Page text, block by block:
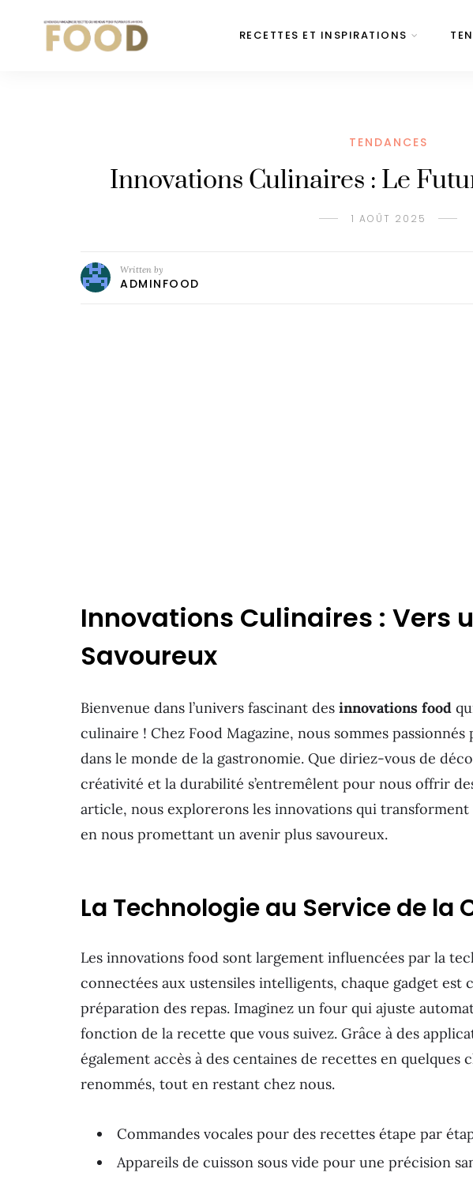
RECETTES ET INSPIRATIONS
TENDANCES
Innovations Culinaires : Le
1 AOÛT 2025
Written by
ADMINFOOD
Innovations Culinaires : Vers
Savoureux
Bienvenue dans l’univers fascinant des innovations food
culinaire ! Chez Food Magazine, nous sommes
dans le monde de la gastronomie. Que diriez-vous de
créativité et la durabilité s’entremêlent pour nous offrir
article, nous explorerons les innovations qui
en nous promettant un avenir plus savoureux.
La Technologie au Service de la
Les innovations food sont largement influencées par la
connectées aux ustensiles intelligents, chaque gadget
préparation des repas. Imaginez un four qui ajuste
fonction de la recette que vous suivez. Grâce à des
également accès à des centaines de recettes en quelques
renommés, tout en restant chez nous.
Commandes vocales pour des recettes étape par
Appareils de cuisson sous vide pour une précision